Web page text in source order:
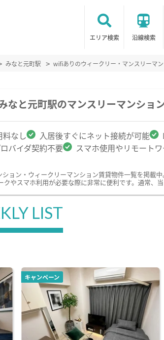
エリア検索 沿線検索
みなと元町駅 wifiありのウィークリー・マンスリーマ
と元町駅のマンスリーマンショ
料なし 入居後すぐにネット接続が可能
バイダ契約不要
スマホ使用やリモート
ョン・ウィークリーマンション賃貸物件一覧を掲載
やスマホ利用が必要な際に非常に便利です。通常、
LIST
キャンペーン